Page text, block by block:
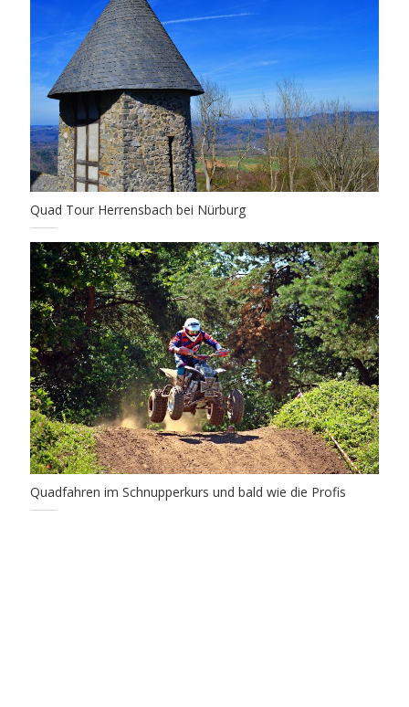
Quad Tour Herrensbach bei Nürburg
Quadfahren im Schnupperkurs und bald wie die Profis